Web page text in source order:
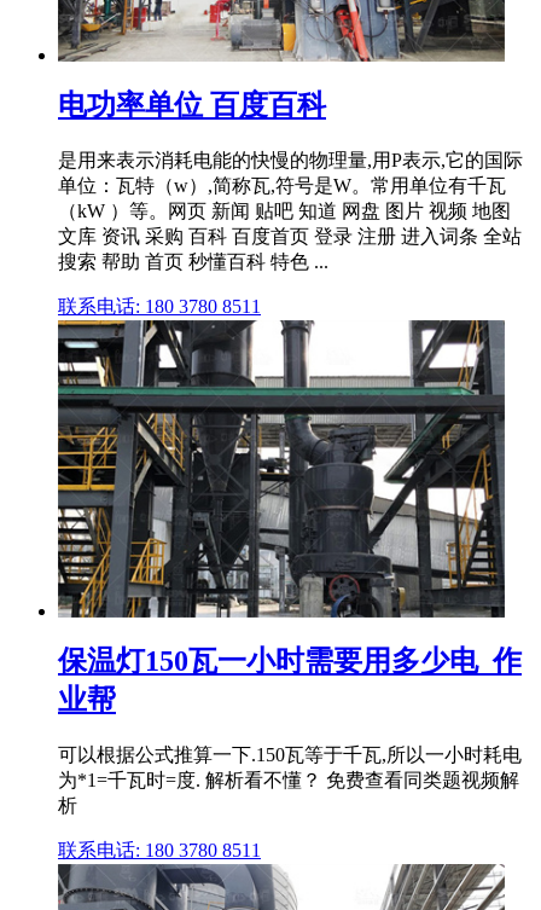
电功率单位 百度百科
是用来表示消耗电能的快慢的物理量,用P表示,它的国际
单位：瓦特（w）,简称瓦,符号是W。常用单位有千瓦
（kW ）等。网页 新闻 贴吧 知道 网盘 图片 视频 地图
文库 资讯 采购 百科 百度首页 登录 注册 进入词条 全站
搜索 帮助 首页 秒懂百科 特色 ...
联系电话: 180 3780 8511
保温灯150瓦一小时需要用多少电_作
业帮
可以根据公式推算一下.150瓦等于千瓦,所以一小时耗电
为*1=千瓦时=度. 解析看不懂？ 免费查看同类题视频解
析
联系电话: 180 3780 8511